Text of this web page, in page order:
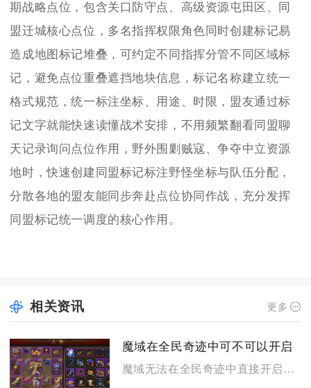
期战略点位，包含关口防守点、高级资源屯田区、同
盟迁城核心点位，多名指挥权限角色同时创建标记易
造成地图标记堆叠，可约定不同指挥分管不同区域标
记，避免点位重叠遮挡地块信息，标记名称建立统一
格式规范，统一标注坐标、用途、时限，盟友通过标
记文字就能快速读懂战术安排，不用频繁翻看同盟聊
天记录询问点位作用，野外围剿贼寇、争夺中立资源
地时，快速创建同盟标记标注野怪坐标与队伍分配，
分散各地的盟友能同步奔赴点位协同作战，充分发挥
同盟标记统一调度的核心作用。
相关资讯 更多
魔域在全民奇迹中可不可以开启
魔域无法在全民奇迹中直接开启，二者属于完全独立运营的两款不同...